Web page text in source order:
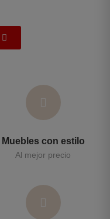
Muebles con estilo
Al mejor precio